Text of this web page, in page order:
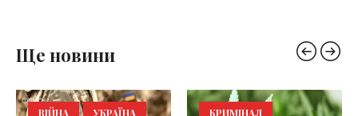
Ще новини
ВІЙНА УКРАЇНА КРИМІНАЛ